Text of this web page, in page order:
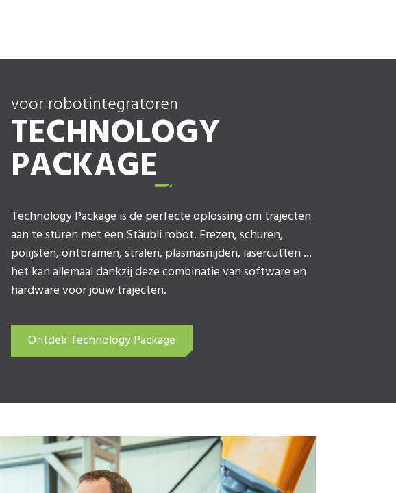
voor robotintegratoren
TECHNOLOGY
PACKAGE
Technology Package is de perfecte oplossing om trajecten
aan te sturen met een Stäubli robot. Frezen, schuren,
polijsten, ontbramen, stralen, plasmasnijden, lasercutten ...
het kan allemaal dankzij deze combinatie van software en
hardware voor jouw trajecten.
Ontdek Technology Package